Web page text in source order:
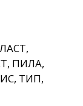
ПИЛА,
ТИП,